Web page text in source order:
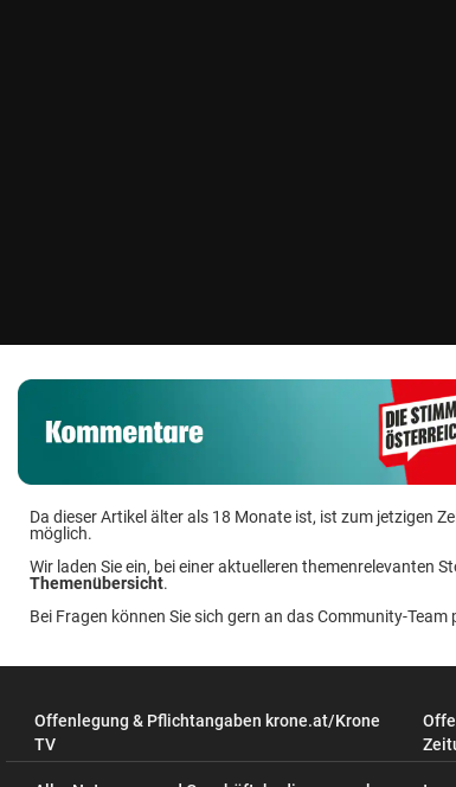
Da dieser Artikel älter als 18 Monate ist, ist zum jetzigen
möglich.
Wir laden Sie ein, bei einer aktuelleren themenrelevanten
Themenübersicht.
Bei Fragen können Sie sich gern an das Community-Team
Offenlegung & Pflichtangaben krone.at/Krone
TV